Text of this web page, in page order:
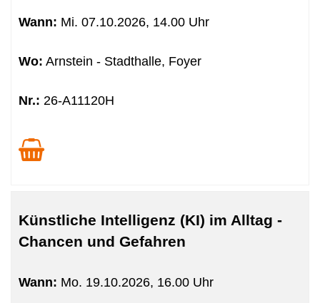
Wann: Mi. 07.10.2026, 14.00 Uhr
Wo: Arnstein - Stadthalle, Foyer
Nr.: 26-A11120H
Künstliche Intelligenz (KI) im Alltag -
Chancen und Gefahren
Wann: Mo. 19.10.2026, 16.00 Uhr